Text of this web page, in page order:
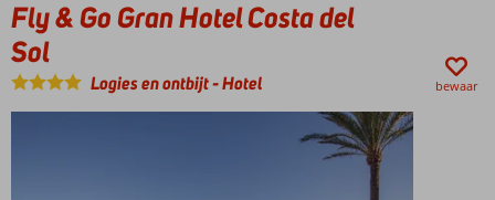
Marbella
en Ronda
Levendige
Fuengirola
goed
Fly & Go Gran Hotel Costa del
Sol
Logies en ontbijt-Hotel bewaar